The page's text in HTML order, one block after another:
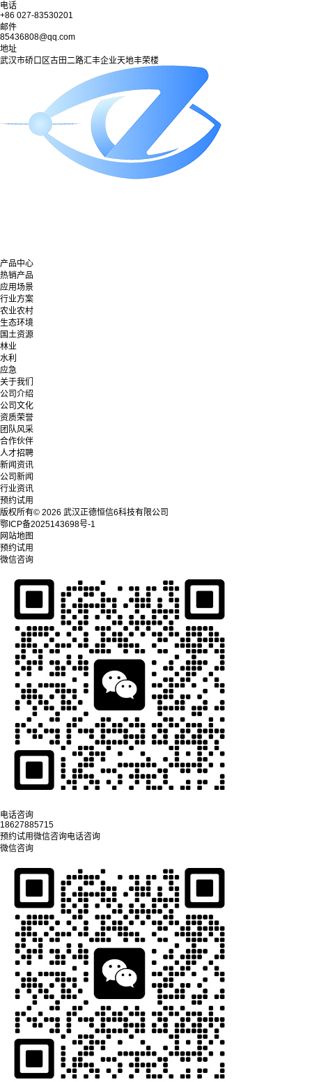
电话
+86 027-83530201
邮件
85436808@qq.com
地址
武汉市硚口区古田二路汇丰企业天地丰荣楼
产品中心
热销产品
应用场景
行业方案
农业农村
生态环境
国土资源
林业
水利
应急
关于我们
公司介绍
公司文化
资质荣誉
团队风采
合作伙伴
人才招聘
新闻资讯
公司新闻
行业资讯
预约试用
版权所有© 2026 武汉正德恒信6科技有限公司
鄂ICP备2025143698号-1
网站地图
预约试用
微信咨询
电话咨询
18627885715
预约试用微信咨询电话咨询
微信咨询